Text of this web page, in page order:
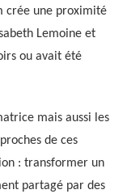
crée une proximité
Lemoine et
ou avait été
mais aussi les
de ces
: transformer un
partagé par des